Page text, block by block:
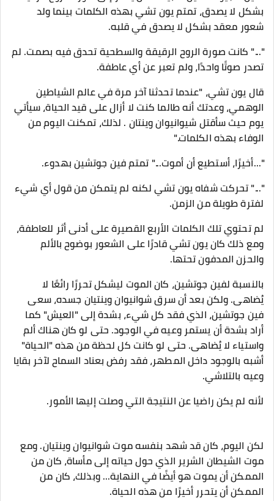
بشكل لا يصدق، تمتم يون تشي بهذه الكلمات بينما ولد
شعور معقد بشكل لا يصدق في قلبه.
"..." كانت صورة الروح الرقيقة والسطحية تحدق فيه بصمت. لم
تصدر صوتًا واحدًا، ولم تعبر عن أي عاطفة.
قال يون تشي، "عندما تحدثنا آخر مرة في عالم الشياطين
الوهمي، وعدتك أنه طالما كنت لا أزال على قيد الحياة، سيأتي
يوم حيث سأقتل شيوانيوان وينتان . لذلك، تمكنت اليوم من
الوفاء بهذه الكلمات."
"...أخيرًا، أستطيع أن أموت..." تمتم فين جوتشين بهدوء.
"..." تحركت شفاه يون تشي لكنه لم يتمكن من قول أي شيء
لفترة طويلة من الزمن.
لم تحتوي تلك الكلمات الأربع القصيرة على أدنى أثر للعاطفة،
ومع ذلك كان يون تشي قادرًا على الشعور بوضوح بالألم
والحزن المدفون تحتها.
بالنسبة لفين جوتشين، كان الموت ليشكل تحررًا رائعًا لا
يُضاهى. ولكن بعد أن سرق شوانيوان وينتيان جسده، سعى
فين جوتشين، الذي فقد كل شيء، بشدة إلى "العيش" كما
أراد بشدة أن يستمر وعيه في الوجود. حتى لو كان هناك ألم
واستياء لا يُضاهى. حتى لو كانت كل لحظة من هذه "الحياة"
أشبه بالوجود داخل المطهر، فقد رفض بعناد السماح لآخر بقايا
وعيه بالتلاشي.
لأنه لم يكن راضيا عن النتيجة التي وصلت إليها الأمور.
لكن اليوم، كان قد شهد بنفسه موت شوانيوان وينتيان. ومع
موت الشيطان الشرير الذي حول حياته إلى مأساة، كان من
الممكن أن يموت هو أيضًا في النهاية... وبذلك، كان من
الممكن أن يتحرر أخيرًا من هذه الحياة.